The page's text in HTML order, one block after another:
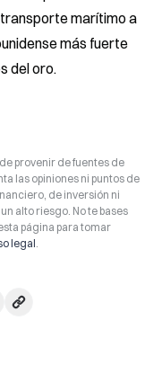
marítimo a
más fuerte
del oro.
provenir de fuentes de
las opiniones ni puntos de
de inversión ni
alto riesgo. No te bases
página para tomar
legal.